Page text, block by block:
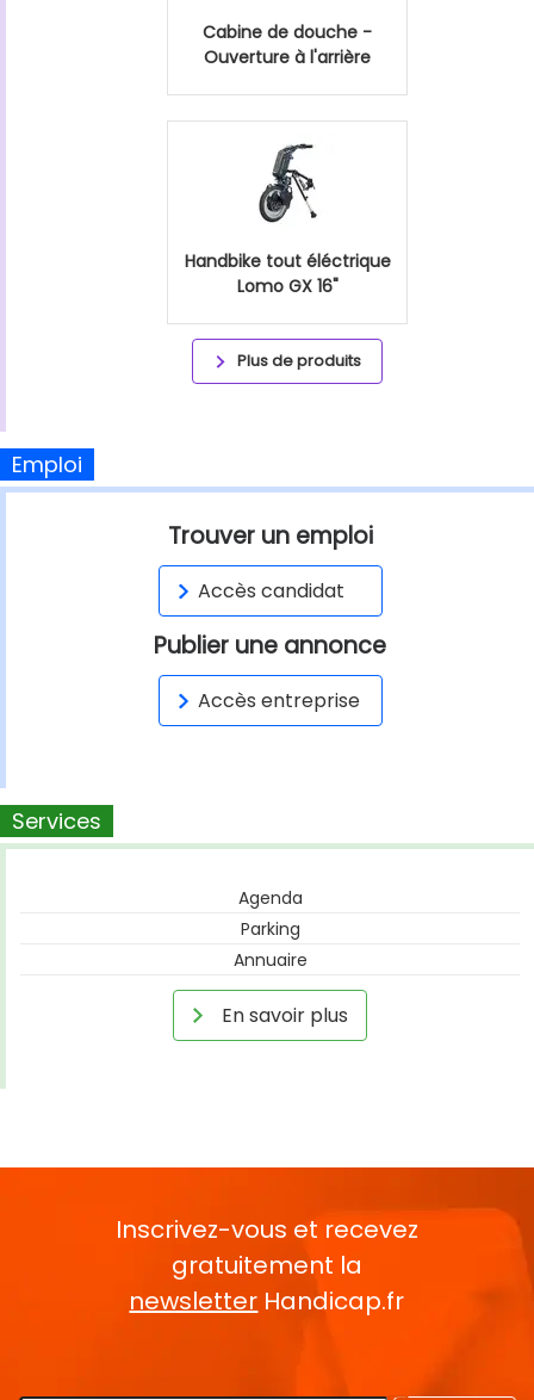
Cabine de douche -
Ouverture à l'arrière
Handbike tout éléctrique
Lomo GX 16"
Plus de produits
Emploi
Trouver un emploi
Accès candidat
Publier une annonce
Accès entreprise
Services
Agenda
Parking
Annuaire
En savoir plus
Inscrivez-vous et recevez
gratuitement la
newsletter Handicap.fr